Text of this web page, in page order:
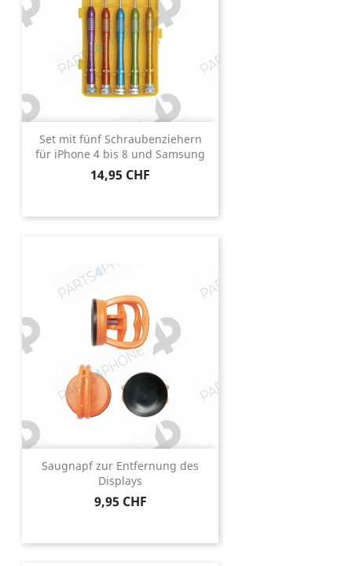
Set mit fünf Schraubenziehern
für iPhone 4 bis 8 und Samsung
Preis
14,95 CHF
Saugnapf zur Entfernung des
Displays
Preis
9,95 CHF